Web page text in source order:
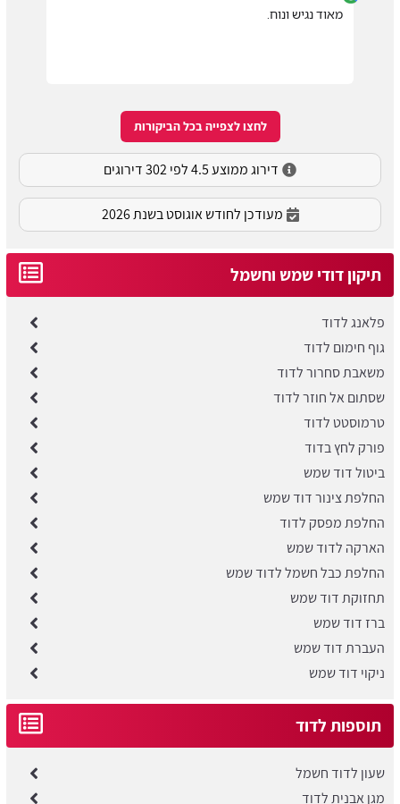
מאוד נגיש ונוח.
לחצו לצפייה בכל הביקורות
דירוג ממוצע 4.5 לפי 302 דירוגים
מעודכן לחודש אוגוסט בשנת 2026
תיקון דודי שמש וחשמל
פלאנג לדוד
גוף חימום לדוד
משאבת סחרור לדוד
שסתום אל חוזר לדוד
טרמוסטט לדוד
פורק לחץ בדוד
ביטול דוד שמש
החלפת צינור דוד שמש
החלפת מפסק לדוד
הארקה לדוד שמש
החלפת כבל חשמל לדוד שמש
תחזוקת דוד שמש
ברז דוד שמש
העברת דוד שמש
ניקוי דוד שמש
תוספות לדוד
שעון לדוד חשמל
מגן אבנית לדוד